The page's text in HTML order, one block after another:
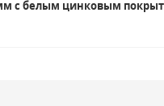
с белым цинковым